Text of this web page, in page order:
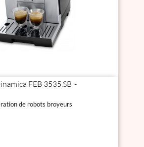
FEB 3535.SB
de robots broyeurs